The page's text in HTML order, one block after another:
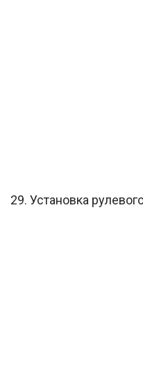
29. Установка